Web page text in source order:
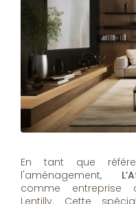
En tant que
l'aménagement,
comme entreprise
Lentilly. Cette